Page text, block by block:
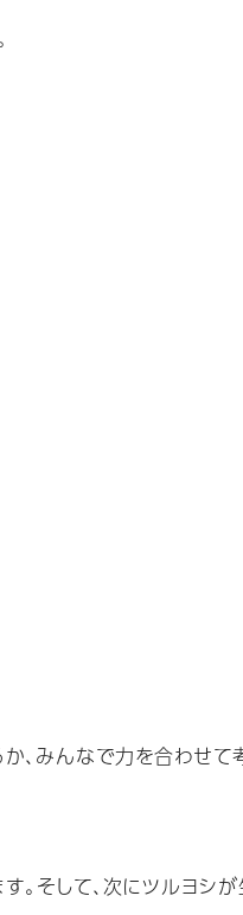
、みんなで力を合わせて
。そして、次にツルヨシ